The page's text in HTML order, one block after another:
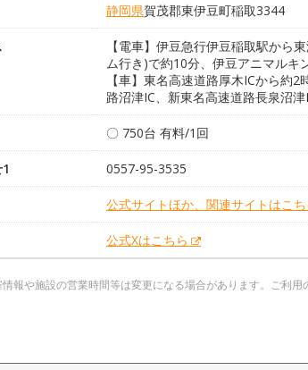
静岡県賀茂郡東伊豆町稲取3344
【電車】伊豆急行伊豆稲取駅から
ム行き)で約10分、伊豆アニマルキ
【車】東名高速道路厚木ICから約
路沼津IC、新東名高速道路長泉沼
〇 750台 有料/1回
0557-95-3535
公式サイトほか、関連サイトはこち
公式Xはこちら
報や施設の営業時間等は変更になる場合があります。ご利用